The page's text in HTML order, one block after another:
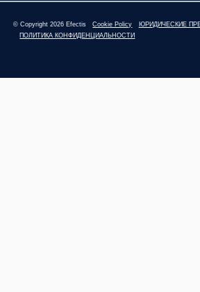
© Copyright 2026 Efectis Cookie Policy
ЮРИДИЧЕСКИЕ
ПОЛИТИКА КОНФИДЕНЦИАЛЬНОСТИ